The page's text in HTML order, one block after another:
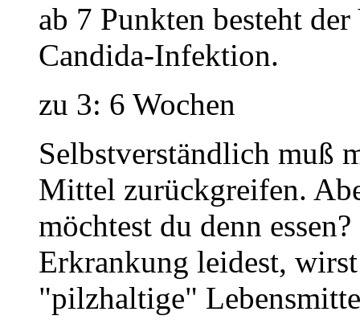
ab 7 Punkten besteht
Candida-Infektion.
zu 3: 6 Wochen
Selbstverständlich muß
Mittel zurückgreifen.
möchtest du denn
Erkrankung leidest,
"pilzhaltige"